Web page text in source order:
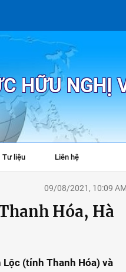
HỮU NGHỊ
Tư liệu Liên hệ
09/08/2021, 10:09 AM
Hóa, Hà
(tỉnh Thanh Hóa) và